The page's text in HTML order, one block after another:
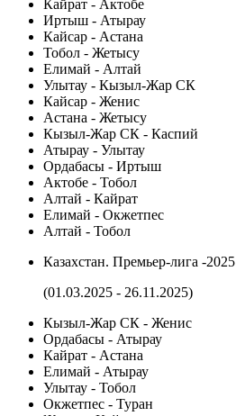
Кайрат - Актобе
Иртыш - Атырау
Кайсар - Астана
Тобол - Жетысу
Елимай - Алтай
Улытау - Кызыл-Жар СК
Кайсар - Женис
Астана - Жетысу
Кызыл-Жар СК - Каспий
Атырау - Улытау
Ордабасы - Иртыш
Актобе - Тобол
Алтай - Кайрат
Елимай - Окжетпес
Алтай - Тобол
Казахстан. Премьер-лига -2025
(01.03.2025 - 26.11.2025)
Кызыл-Жар СК - Женис
Ордабасы - Атырау
Кайрат - Астана
Елимай - Атырау
Улытау - Тобол
Окжетпес - Туран